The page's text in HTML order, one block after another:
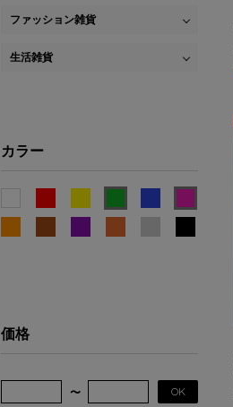
ファッション雑貨
生活雑貨
カラー
価格
OK